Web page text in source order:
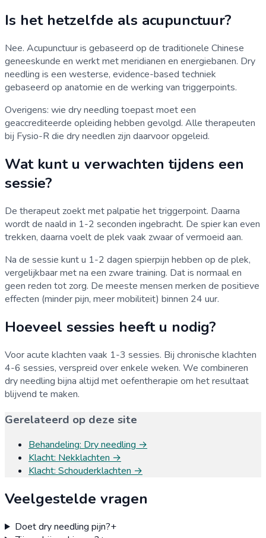
Is het hetzelfde als acupunctuur?
Nee. Acupunctuur is gebaseerd op de traditionele Chinese
geneeskunde en werkt met meridianen en energiebanen. Dry
needling is een westerse, evidence-based techniek
gebaseerd op anatomie en de werking van triggerpoints.
Overigens: wie dry needling toepast moet een
geaccrediteerde opleiding hebben gevolgd. Alle therapeuten
bij Fysio-R die dry needlen zijn daarvoor opgeleid.
Wat kunt u verwachten tijdens een
sessie?
De therapeut zoekt met palpatie het triggerpoint. Daarna
wordt de naald in 1-2 seconden ingebracht. De spier kan even
trekken, daarna voelt de plek vaak zwaar of vermoeid aan.
Na de sessie kunt u 1-2 dagen spierpijn hebben op de plek,
vergelijkbaar met na een zware training. Dat is normaal en
geen reden tot zorg. De meeste mensen merken de positieve
effecten (minder pijn, meer mobiliteit) binnen 24 uur.
Hoeveel sessies heeft u nodig?
Voor acute klachten vaak 1-3 sessies. Bij chronische klachten
4-6 sessies, verspreid over enkele weken. We combineren
dry needling bijna altijd met oefentherapie om het resultaat
blijvend te maken.
Gerelateerd op deze site
Behandeling: Dry needling →
Klacht: Nekklachten →
Klacht: Schouderklachten →
Veelgestelde vragen
Doet dry needling pijn?+